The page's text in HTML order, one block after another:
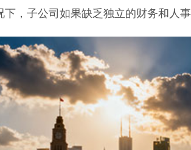
，子公司如果缺乏独立的财务和人